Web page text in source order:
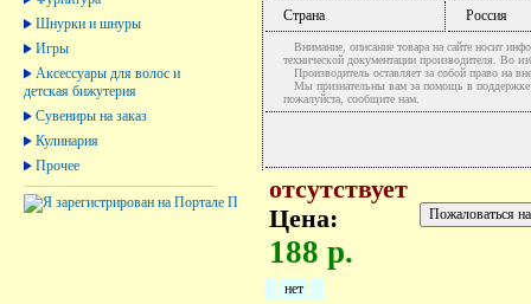
Шнурки и шнуры
Игры
Аксессуары для волос и
детская бижутерия
Сувениры на заказ
Кулинария
Прочее
Страна
Россия
Внимание, описание товара на сайте носит
технической документации производителя. Во
Производитель оставляет за собой право на
Мы признательны вам за помощь в поддержке
пожалуйста, сообщите нам.
отсутствует
Цена:
188 р.
нет